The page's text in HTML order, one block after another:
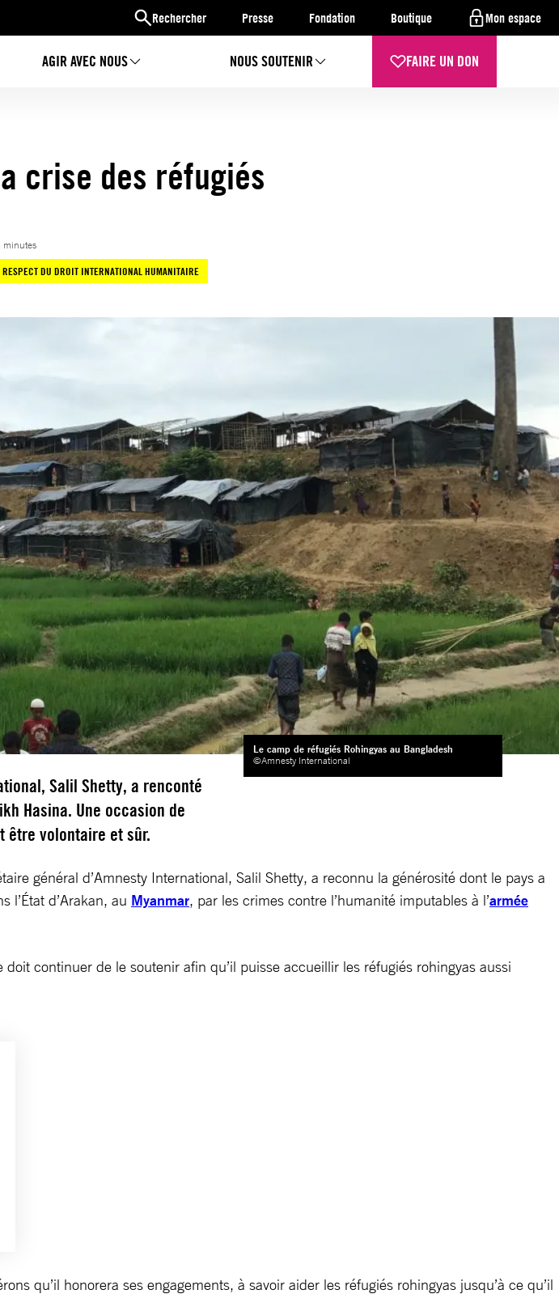
Rechercher Presse Fondation Boutique Mon espace
AGIR AVEC NOUS NOUS SOUTENIR FAIRE UN DON
crise des réfugiés
minutes
RESPECT DU DROIT INTERNATIONAL HUMANITAIRE
Le camp de réfugiés Rohingyas au Bangladesh
©Amnesty International
Salil Shetty, a renconté
Hasina. Une occasion de
être volontaire et sûr.
général d’Amnesty International, Salil Shetty, a reconnu la générosité dont le pays a
l’État d’Arakan, au Myanmar, par les crimes contre l’humanité imputables à l’armée
continuer de le soutenir afin qu’il puisse accueillir les réfugiés rohingyas aussi
qu’il honorera ses engagements, à savoir aider les réfugiés rohingyas jusqu’à ce qu’il